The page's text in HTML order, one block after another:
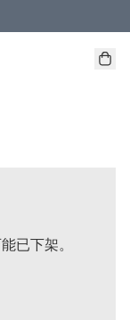
自提點取貨 （冷凍食品
已下架。